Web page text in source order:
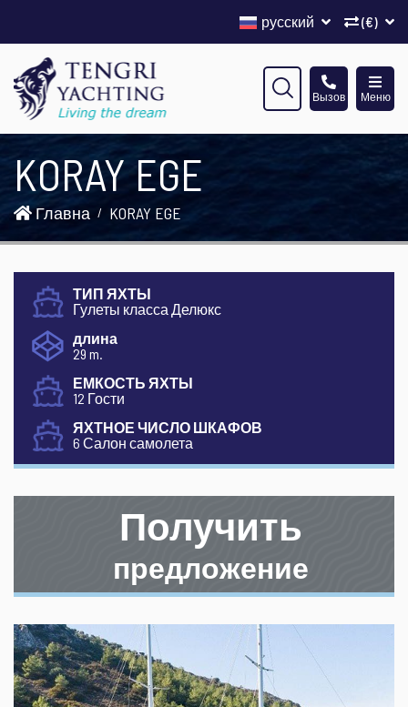
(€)
русский
Меню
Вызов
KORAY EGE
Главна KORAY EGE
ТИП ЯХТЫ
Гулеты класса Делюкс
длина
29 m.
ЕМКОСТЬ ЯХТЫ
12 Гости
ЯХТНОЕ ЧИСЛО ШКАФОВ
6 Салон самолета
Получить
предложение